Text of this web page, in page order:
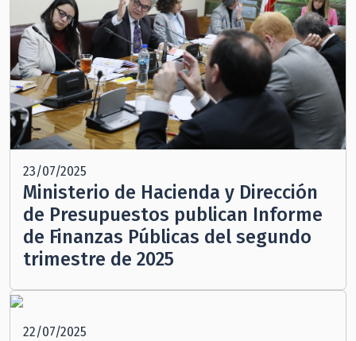
23/07/2025
Ministerio de Hacienda y Dirección
de Presupuestos publican Informe
de Finanzas Públicas del segundo
trimestre de 2025
22/07/2025